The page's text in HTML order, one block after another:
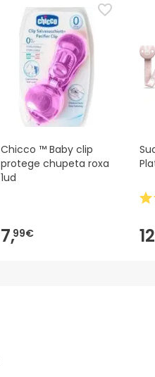
Chicco ™ Baby clip
protege chupeta roxa
1ud
7,99€